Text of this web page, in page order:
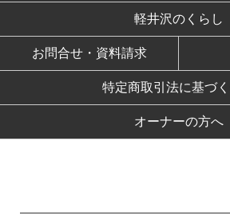
軽井沢のくらし
お問合せ・資料請求
特定商取引法に基づ
オーナーの方へ